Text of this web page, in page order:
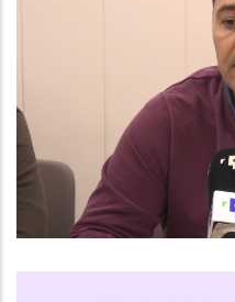
Programa